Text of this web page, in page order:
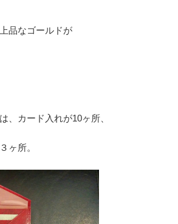
品なゴールドが
、カード入れが10ヶ所、
ヶ所。